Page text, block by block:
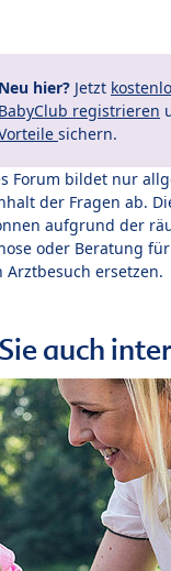
Neu hier? Jetzt
BabyClub registrieren
sichern.
Forum bildet nur
der Fragen ab.
aufgrund der
oder Beratung
ersetzen.
auch